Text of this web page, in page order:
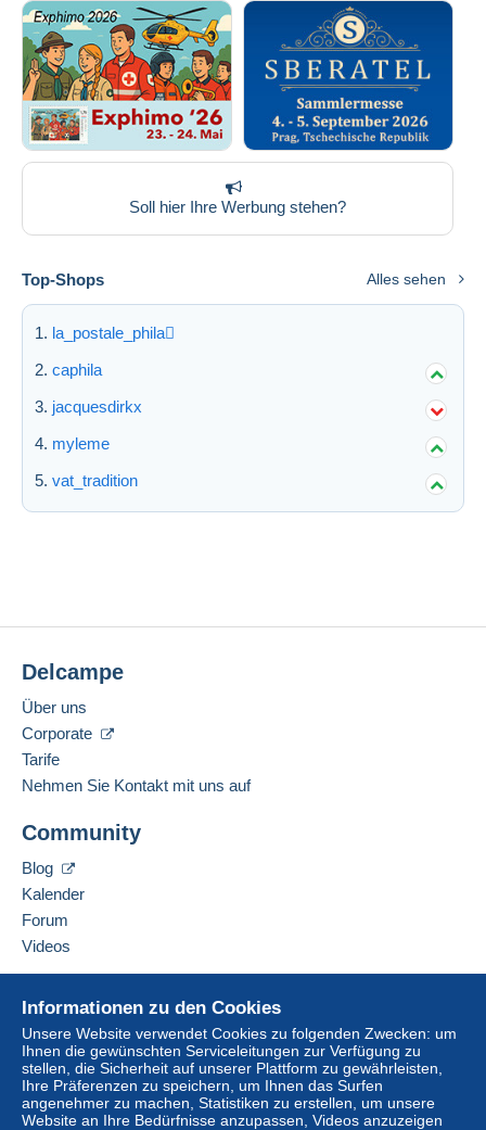
Soll hier Ihre Werbung stehen?
Top-Shops Alles sehen
la_postale_phila
caphila
jacquesdirkx
myleme
vat_tradition
Informationen zu den Cookies
Unsere Website verwendet Cookies zu folgenden Zwecken: um
Ihnen die gewünschten Serviceleitungen zur Verfügung zu
stellen, die Sicherheit auf unserer Plattform zu gewährleisten,
Ihre Präferenzen zu speichern, um Ihnen das Surfen
angenehmer zu machen, Statistiken zu erstellen, um unsere
Website an Ihre Bedürfnisse anzupassen, Videos anzuzeigen
Delcampe
Über uns
Corporate
Tarife
Nehmen Sie Kontakt mit uns auf
Community
Blog
Kalender
Forum
Videos
Online-Hilfe
Auf Delcampe kaufen
Auf Delcampe verkaufen
Eine sichere Website